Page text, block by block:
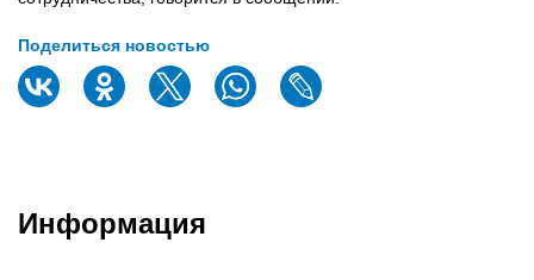
Поделиться новостью
Информация